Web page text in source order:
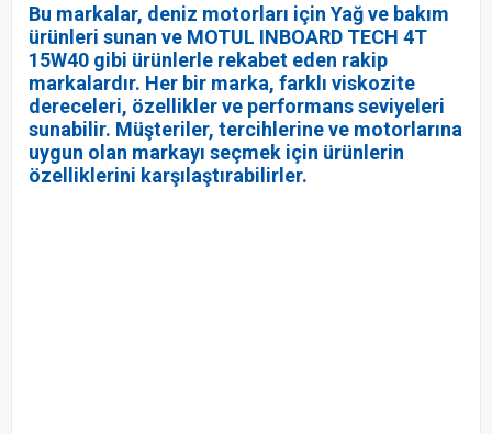
Bu markalar, deniz motorları için Yağ ve bakım
ürünleri sunan ve MOTUL INBOARD TECH 4T
15W40 gibi ürünlerle rekabet eden rakip
markalardır. Her bir marka, farklı viskozite
dereceleri, özellikler ve performans seviyeleri
sunabilir. Müşteriler, tercihlerine ve motorlarına
uygun olan markayı seçmek için ürünlerin
özelliklerini karşılaştırabilirler.